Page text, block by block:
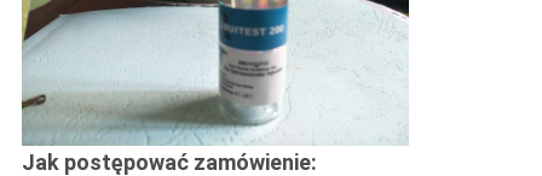
Jak postępować zamówienie: